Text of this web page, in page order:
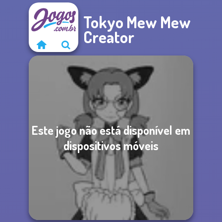
Tokyo Mew Mew
Creator
Este jogo não está disponível em
dispositivos móveis